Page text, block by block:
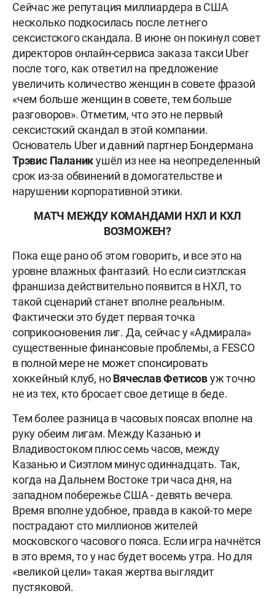
Сейчас же репутация миллиардера в США
несколько подкосилась после летнего
сексистского скандала. В июне он покинул совет
директоров онлайн-сервиса заказа такси Uber
после того, как ответил на предложение
увеличить количество женщин в совете фразой
«чем больше женщин в совете, тем больше
разговоров». Отметим, что это не первый
сексистский скандал в этой компании.
Основатель Uber и давний партнер Бондермана
Трэвис Паланикушёл из нее на неопределенный
срок из-за обвинений в домогательстве и
нарушении корпоративной этики.
МАТЧ МЕЖДУ КОМАНДАМИ НХЛ И КХЛ
ВОЗМОЖЕН?
Пока еще рано об этом говорить, и все это на
уровне влажных фантазий. Но если сиэтлская
франшиза действительно появится в НХЛ, то
такой сценарий станет вполне реальным.
Фактически это будет первая точка
соприкосновения лиг. Да, сейчас у «Адмирала»
существенные финансовые проблемы, а FESCO
в полной мере не может спонсировать
хоккейный клуб, ноВячеслав Фетисовуж точно
не из тех, кто бросает свое детище в беде.
Тем более разница в часовых поясах вполне на
руку обеим лигам. Между Казанью и
Владивостоком плюс семь часов, между
Казанью и Сиэтлом минус одиннадцать. Так,
когда на Дальнем Востоке три часа дня, на
западном побережье США - девять вечера.
Время вполне удобное, правда в какой-то мере
пострадают сто миллионов жителей
московского часового пояса. Если игра начнётся
в это время, то у нас будет восемь утра. Но для
«великой цели» такая жертва выглядит
пустяковой.